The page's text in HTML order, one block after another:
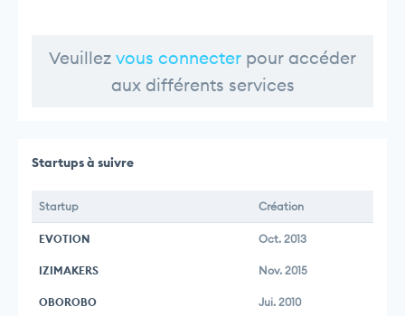
Veuillez vous connecter pour accéder
aux différents services
Startups à suivre
Startup Création
EVOTION Oct. 2013
IZIMAKERS Nov. 2015
OBOROBO Jui. 2010